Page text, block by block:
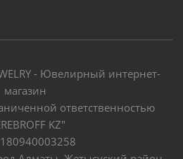
- Ювелирный интернет-
магазин
ответственностью
KZ"